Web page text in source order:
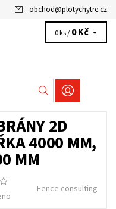
obchod@plotychytre.cz
0 ks / 0 Kč
2D
4000 MM,
MM
Fence consulting